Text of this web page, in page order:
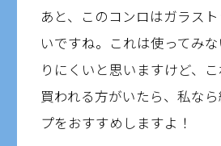
あと、このコンロはガラス
いですね。これは使ってみ
りにくいと思いますけど、
買われる方がいたら、私な
プをおすすめしますよ！